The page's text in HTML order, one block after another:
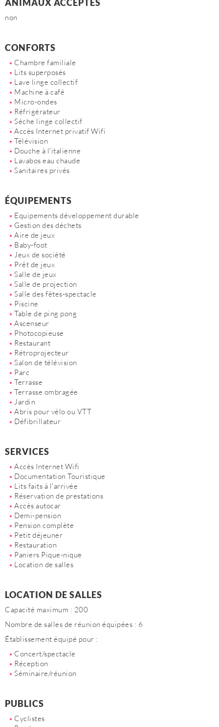
ANIMAUX ACCEPTÉS
non
CONFORTS
Chambre familiale
Lits superposés
Lave linge collectif
Machine à café
Micro-ondes
Réfrigérateur
Sèche linge collectif
Accès Internet privatif Wifi
Télévision
Douche à l'italienne
Lavabos eau chaude
Sanitaires privés
ÉQUIPEMENTS
Equipements développement durable
Gestion des déchets
Aire de jeux
Baby-foot
Jeux de société
Prêt de jeux
Salle de jeux
Salle de projection
Salle des fêtes-spectacle
Piscine
Table de ping pong
Ascenseur
Photocopieuse
Restaurant
Rétroprojecteur
Salon de télévision
Parc
Terrasse
Terrasse ombragée
Jardin
Abris pour vélo ou VTT
Défibrillateur
SERVICES
Accès Internet Wifi
Documentation Touristique
Lits faits à l'arrivée
Réservation de prestations
Accès autocar
Demi-pension
Pension complète
Petit déjeuner
Restauration
Paniers Pique-nique
Location de salles
LOCATION DE SALLES
Capacité maximum : 200
Nombre de salles de réunion équipées : 6
Établissement équipé pour :
Concert/spectacle
Réception
Séminaire/réunion
PUBLICS
Cyclistes